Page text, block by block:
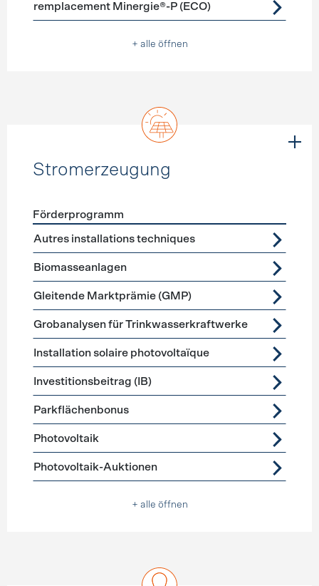
remplacement Minergie®-P (ECO)
+ alle öffnen
Stromerzeugung
Förderprogramme Stromerzeugung
Förderprogramm
Autres installations techniques
Biomasseanlagen
Gleitende Marktprämie (GMP)
Grobanalysen für Trinkwasserkraftwerke
Installation solaire photovoltaïque
Investitionsbeitrag (IB)
Parkflächenbonus
Photovoltaik
Photovoltaik-Auktionen
+ alle öffnen